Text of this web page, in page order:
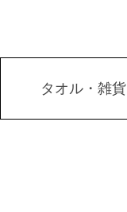
タオル・雑貨